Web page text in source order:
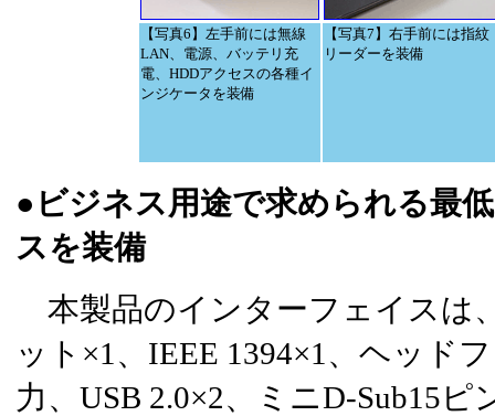
【写真6】左手前には無線
LAN、電源、バッテリ充
電、HDDアクセスの各種イ
ンジケータを装備
【写真7】右手前には指紋
リーダーを装備
●ビジネス用途で求められる最
スを装備
本製品のインターフェイスは
ット×1、IEEE 1394×1、ヘッド
力、USB 2.0×2、ミニD-Sub15ピ